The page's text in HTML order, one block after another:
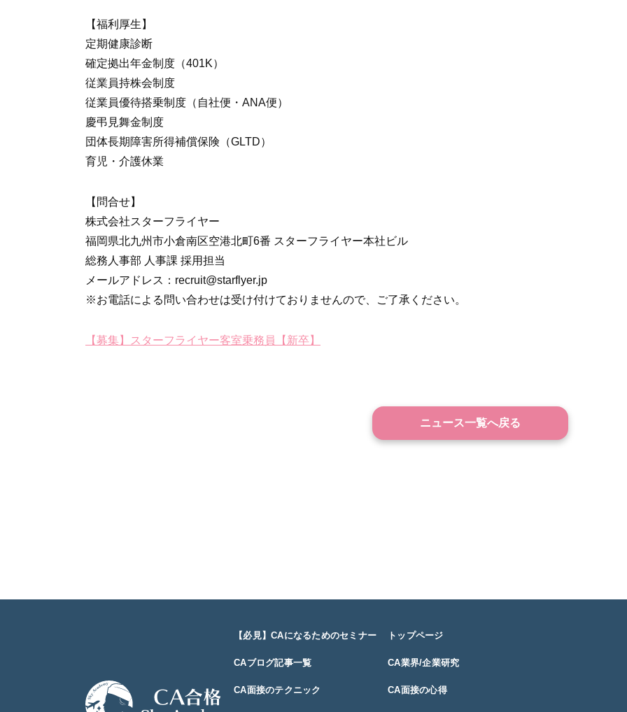
【福利厚生】
定期健康診断
確定拠出年金制度（401K）
従業員持株会制度
従業員優待搭乗制度（自社便・ANA便）
慶弔見舞金制度
団体長期障害所得補償保険（GLTD）
育児・介護休業
【問合せ】
株式会社スターフライヤー
福岡県北九州市小倉南区空港北町6番 スターフライヤー本社ビル
総務人事部 人事課 採用担当
メールアドレス：recruit@starflyer.jp
※お電話による問い合わせは受け付けておりませんので、ご了承ください。
【募集】スターフライヤー客室乗務員【新卒】
ニュース一覧へ戻る
【必見】CAになるためのセミナー トップページ
CAブログ記事一覧 CA業界/企業研究
CA面接のテクニック CA面接の心得